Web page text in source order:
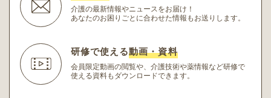
介護の最新情報やニュースをお届け！
あなたのお困りごとに合わせた情報もお送りします。
研修で使える動画・資料
会員限定動画の閲覧や、介護技術や薬情報など研修で
使える資料もダウンロードできます。